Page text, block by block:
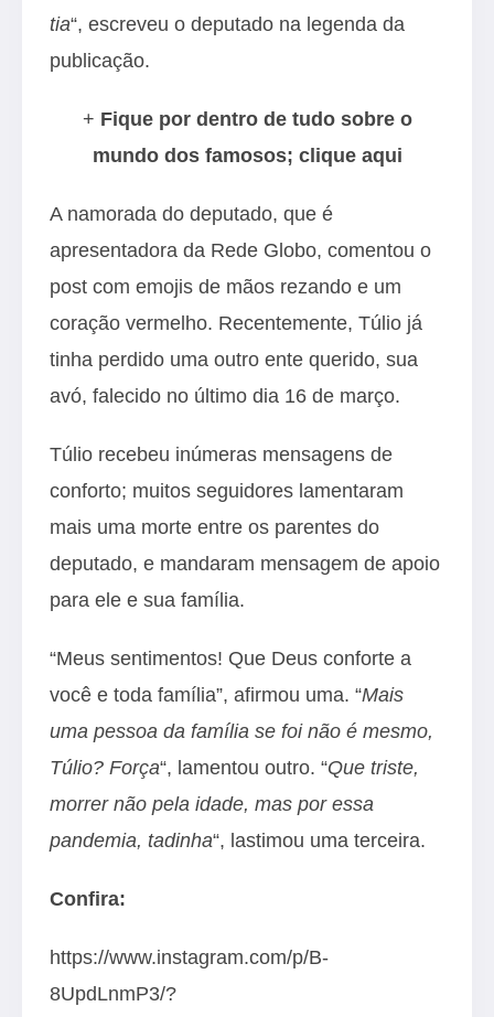
tia“, escreveu o deputado na legenda da
publicação.
+ Fique por dentro de tudo sobre o
mundo dos famosos; clique aqui
A namorada do deputado, que é
apresentadora da Rede Globo, comentou o
post com emojis de mãos rezando e um
coração vermelho. Recentemente, Túlio já
tinha perdido uma outro ente querido, sua
avó, falecido no último dia 16 de março.
Túlio recebeu inúmeras mensagens de
conforto; muitos seguidores lamentaram
mais uma morte entre os parentes do
deputado, e mandaram mensagem de apoio
para ele e sua família.
“Meus sentimentos! Que Deus conforte a
você e toda família”, afirmou uma. “Mais
uma pessoa da família se foi não é mesmo,
Túlio? Força“, lamentou outro. “Que triste,
morrer não pela idade, mas por essa
pandemia, tadinha“, lastimou uma terceira.
Confira:
https://www.instagram.com/p/B-
8UpdLnmP3/?